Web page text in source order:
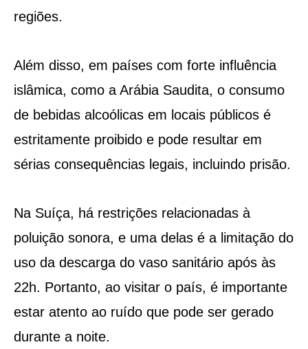
regiões.
Além disso, em países com forte influência
islâmica, como a Arábia Saudita, o consumo
de bebidas alcoólicas em locais públicos é
estritamente proibido e pode resultar em
sérias consequências legais, incluindo prisão.
Na Suíça, há restrições relacionadas à
poluição sonora, e uma delas é a limitação do
uso da descarga do vaso sanitário após às
22h. Portanto, ao visitar o país, é importante
estar atento ao ruído que pode ser gerado
durante a noite.